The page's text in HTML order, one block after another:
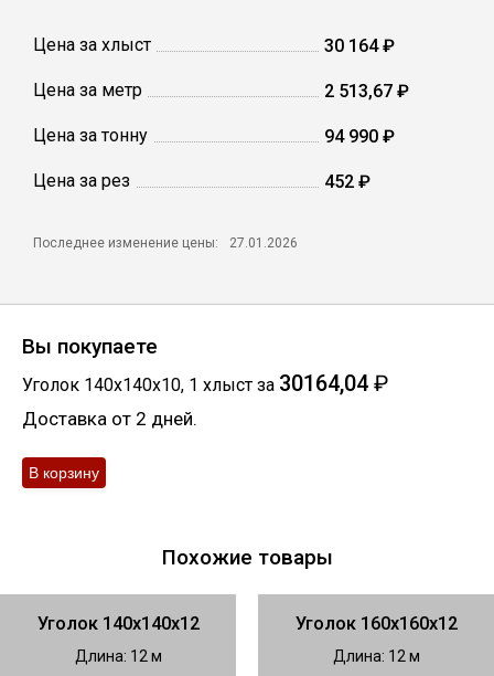
Проволока
Цена за хлыст 30 164 ₽
Цена за метр 2 513,67 ₽
Цена за тонну 94 990 ₽
Цена за рез 452 ₽
Последнее изменение цены: 27.01.2026
Вы покупаете
Уголок 140х140х10, 1 хлыст за 30164,04 ₽
Доставка от 2 дней.
Похожие товары
Уголок 140х140х12
Длина: 12 м
Уголок 160х160х12
Длина: 12 м